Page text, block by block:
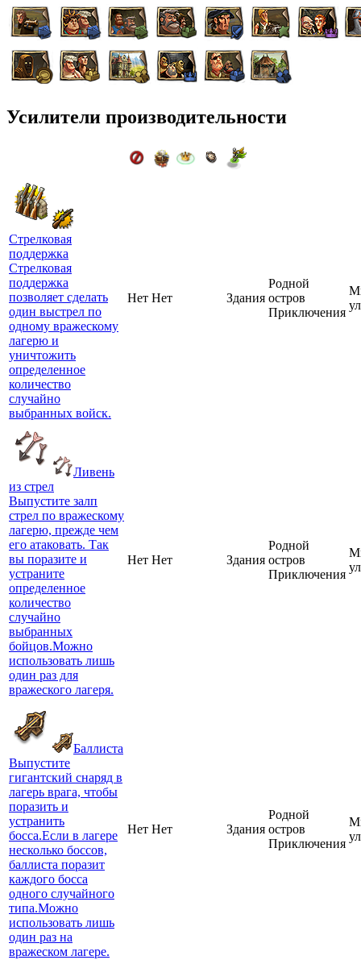
Усилители производительности
Стрелковая
поддержка
Стрелковая
поддержка
позволяет сделать
один выстрел по
одному вражескому
лагерю и
уничтожить
определенное
количество
случайно
выбранных войск.
Нет Нет Здания
Родной
остров
Приключения
Ливень
из стрел
Выпустите залп
стрел по вражескому
лагерю, прежде чем
его атаковать. Так
вы поразите и
устраните
определенное
количество
случайно
выбранных
бойцов.Можно
использовать лишь
один раз для
вражеского лагеря.
Нет Нет Здания
Родной
остров
Приключения
Баллиста
Выпустите
гигантский снаряд в
лагерь врага, чтобы
поразить и
устранить
босса.Если в лагере
несколько боссов,
баллиста поразит
каждого босса
одного случайного
типа.Можно
использовать лишь
один раз на
вражеском лагере.
Нет Нет Здания
Родной
остров
Приключения